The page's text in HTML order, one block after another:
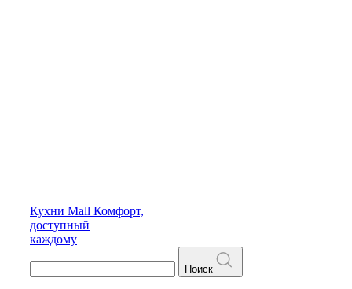
Кухни Mall Комфорт,
доступный
каждому
Поиск